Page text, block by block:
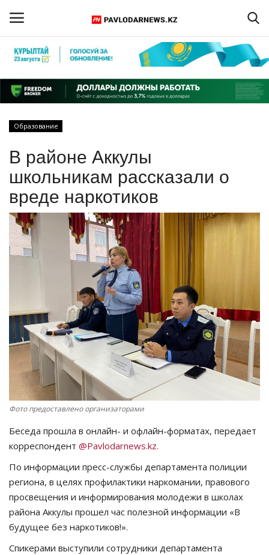
Регистрация
Главная
ПАВЛОДАРСКАЯ ОБЛАСТЬ
КАЗАХСТАН
МИР
СПЕЦПРОЕКТЫ
Чек-лист
РАЗВЛЕЧЕНИЯ
OFFICIAL
Курултай
Язык
Қазақша Русский
Образование
В районе Аккулы
школьникам рассказали о
вреде наркотиков
Фото предоставлено организаторами
Беседа прошла в онлайн- и офлайн-форматах, передает
корреспондент @Pavlodarnews.kz.
По информации пресс-службы департамента полиции
региона, в целях профилактики наркомании, правового
просвещения и информирования молодежи в школах
района Аккулы прошел час полезной информации «В
будущее без наркотиков!».
Спикерами выступили сотрудники департамента